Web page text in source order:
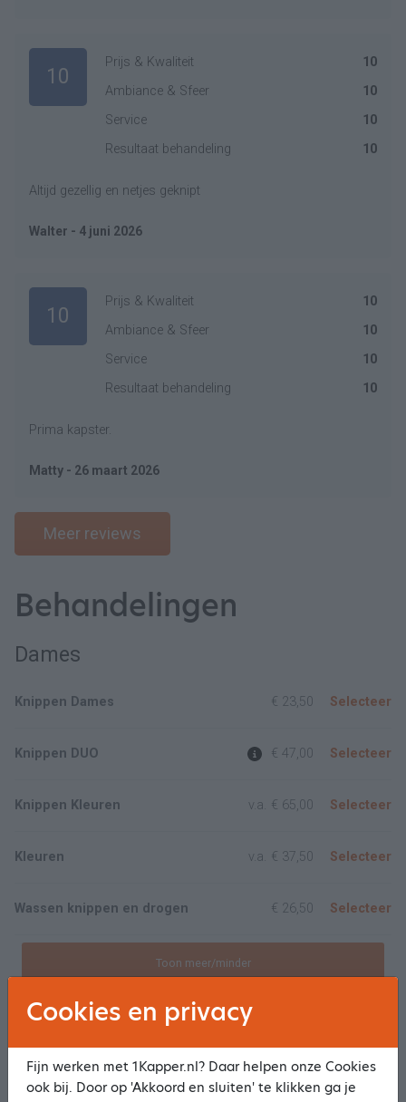
10
Prijs & Kwaliteit
10
Ambiance & Sfeer
10
Service
10
Resultaat behandeling
10
Altijd gezellig en netjes geknipt
Walter - 4 juni 2026
10
Prijs & Kwaliteit
10
Ambiance & Sfeer
10
Service
10
Resultaat behandeling
10
Prima kapster.
Matty - 26 maart 2026
Meer reviews
Behandelingen
Dames
Knippen Dames € 23,50 Selecteer
Knippen DUO € 47,00 Selecteer
Knippen Kleuren v.a. € 65,00 Selecteer
Kleuren v.a. € 37,50 Selecteer
Wassen knippen en drogen € 26,50 Selecteer
Toon meer/minder
Heren
Knippen heren v.a. Selecteer
Cookies en privacy
Fijn werken met 1Kapper.nl? Daar helpen onze Cookies
ook bij. Door op 'Akkoord en sluiten' te klikken ga je